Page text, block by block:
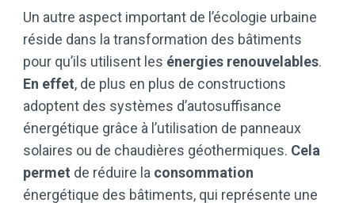
Un autre aspect important de l’écologie urbaine
réside dans la transformation des bâtiments
pour qu’ils utilisent les énergies renouvelables.
En effet, de plus en plus de constructions
adoptent des systèmes d’autosuffisance
énergétique grâce à l’utilisation de panneaux
solaires ou de chaudières géothermiques. Cela
permet de réduire la consommation
énergétique des bâtiments, qui représente une